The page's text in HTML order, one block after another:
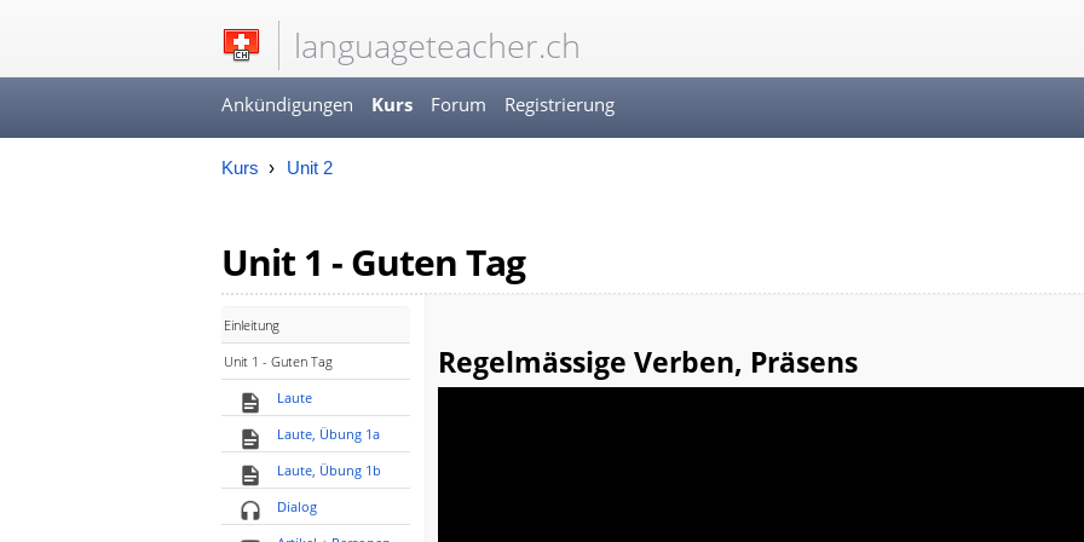
languageteacher.ch
Ankündigungen Kurs Forum Registrierung
Kurs Unit 2
Unit 1 - Guten Tag
Einleitung
Unit 1 - Guten Tag
Laute
Laute, Übung 1a
Laute, Übung 1b
Dialog
Regelmässige Verben, Präsens